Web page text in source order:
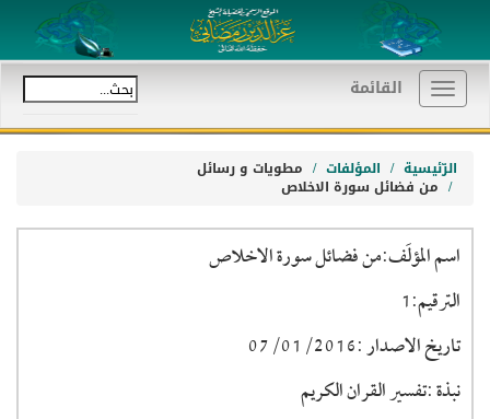
Toggle
navigation
القائمة
الرّئيسية المؤلفات مطويات و رسائل
من فضائل سورة الاخلاص
اسم المؤلَف:من فضائل سورة الاخلاص
الترقيم:1
تاريخ الاصدار :07/01/2016
نبذة :تفسير القران الكريم